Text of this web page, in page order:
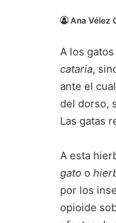
Ana Vélez
A los
cataria,
ante el
del dorso,
Las gatas
A esta
gato o
por los
opioide